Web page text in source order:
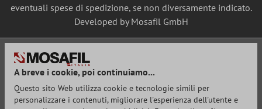
eventuali spese di spedizione, se non diversamente indicato.
Developed by Mosafil GmbH
A breve i cookie, poi continuiamo...
Questo sito Web utilizza cookie e tecnologie simili per
personalizzare i contenuti, migliorare l'esperienza dell'utente e